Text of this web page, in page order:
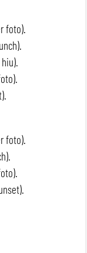
foto).
foto).